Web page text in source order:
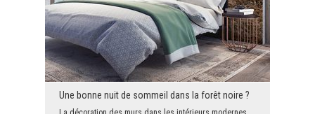
Une bonne nuit de sommeil dans la forêt noire ?